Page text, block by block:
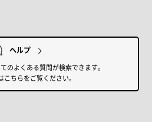
ヘルプ
のよくある質問が検索できます。
こちらをご覧ください。